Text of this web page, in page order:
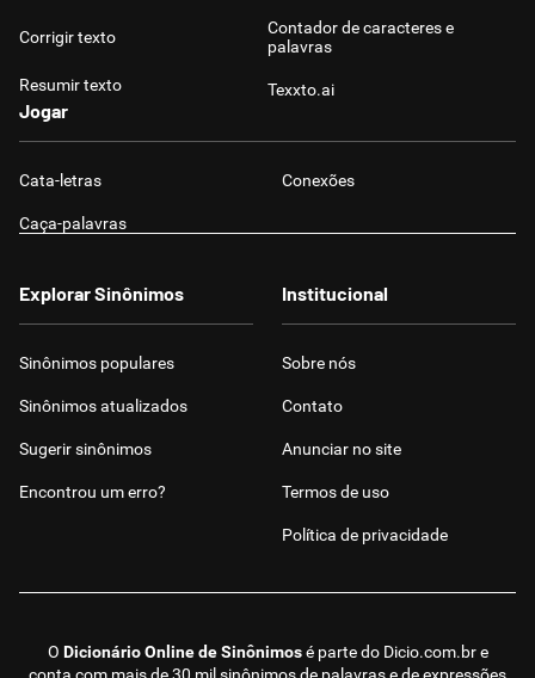
Corrigir texto
Resumir texto
Contador de caracteres e
palavras
Texxto.ai
Jogar
Cata-letras Conexões
Caça-palavras
O Dicionário Online de Sinônimosé parte do Dicio.com.bre
Explorar Sinônimos
Sinônimos populares
Sinônimos atualizados
Sugerir sinônimos
Encontrou um erro?
Institucional
Sobre nós
Contato
Anunciar no site
Termos de uso
Política de privacidade